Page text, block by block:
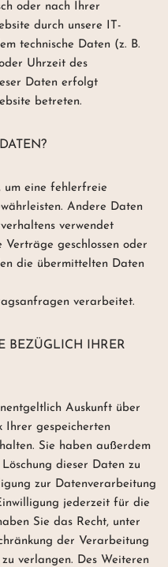
oder nach Ihrer
durch unsere IT-
technische Daten (z. B.
Uhrzeit des
Daten erfolgt
betreten.
um eine fehlerfreie
Andere Daten
verwendet
geschlossen oder
die übermittelten Daten
verarbeitet.
BEZÜGLICH IHRER
Auskunft über
Ihrer gespeicherten
Sie haben außerdem
dieser Daten zu
zur Datenverarbeitung
jederzeit für die
Sie das Recht, unter
der Verarbeitung
verlangen. Des Weiteren